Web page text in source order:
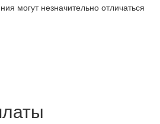
могут незначительно отличаться